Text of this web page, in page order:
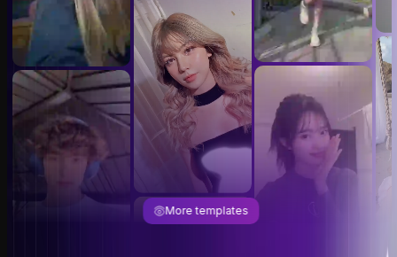
More templates